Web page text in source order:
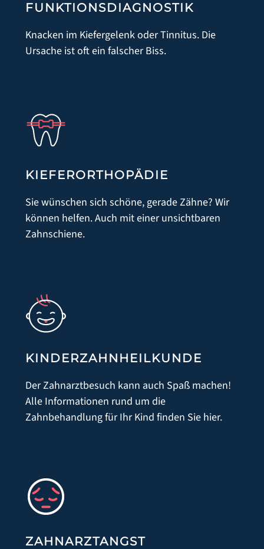
KINDERZAHNMEDIZIN
ZAHNERHALT
ZAHNARZTANGST
AKTUELLES
KONTAKT
FUNKTIONS­DIAGNOSTIK
Knacken im Kiefergelenk oder Tinnitus. Die
Ursache ist oft ein falscher Biss.
KIEFERORTHOPÄDIE
Sie wünschen sich schöne, gerade Zähne? Wir
können helfen. Auch mit einer unsichtbaren
Zahnschiene.
KINDER­ZAHNHEILKUNDE
Der Zahnarztbesuch kann auch Spaß machen!
Alle Informationen rund um die
Zahnbehandlung für Ihr Kind finden Sie hier.
ZAHNARZTANGST